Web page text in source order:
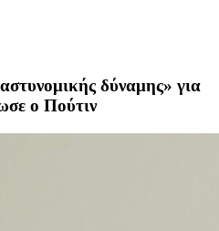
δύναμης» για
ο Πούτιν